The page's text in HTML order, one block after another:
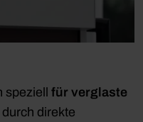
speziell für verglaste
direkte